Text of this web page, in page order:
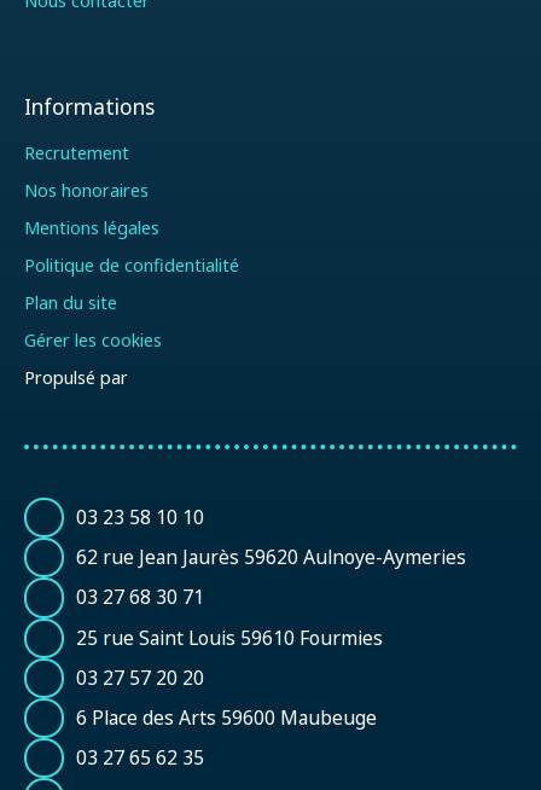
Informations
Recrutement
Nos honoraires
Mentions légales
Politique de confidentialité
Plan du site
Gérer les cookies
Propulsé par
03 23 58 10 10
62 rue Jean Jaurès 59620 Aulnoye-Aymeries
03 27 68 30 71
25 rue Saint Louis 59610 Fourmies
03 27 57 20 20
6 Place des Arts 59600 Maubeuge
03 27 65 62 35